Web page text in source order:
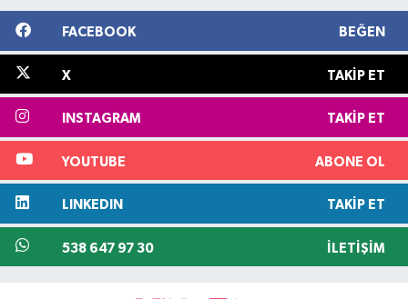
FACEBOOK BEĞEN
X TAKIP ET
INSTAGRAM TAKIP ET
YOUTUBE ABONE OL
LINKEDIN TAKIP ET
538 647 97 30 İLETIŞIM